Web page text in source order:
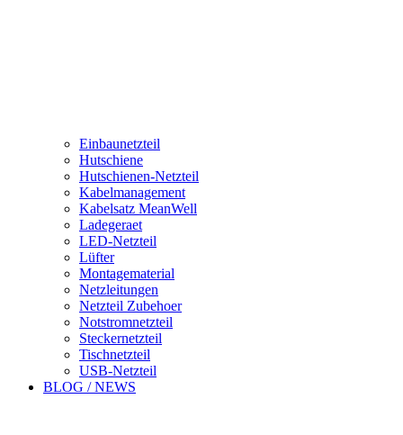
Einbaunetzteil
Hutschiene
Hutschienen-Netzteil
Kabelmanagement
Kabelsatz MeanWell
Ladegeraet
LED-Netzteil
Lüfter
Montagematerial
Netzleitungen
Netzteil Zubehoer
Notstromnetzteil
Steckernetzteil
Tischnetzteil
USB-Netzteil
BLOG / NEWS